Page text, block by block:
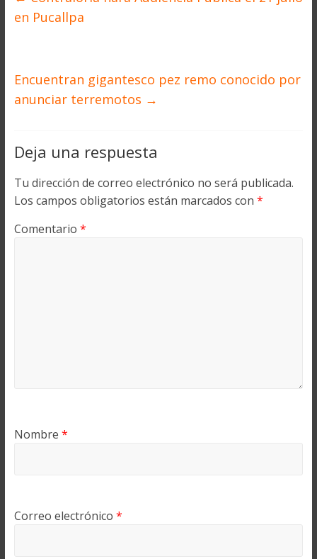
en Pucallpa
Encuentran gigantesco pez remo conocido por
anunciar terremotos →
Deja una respuesta
Tu dirección de correo electrónico no será publicada.
Los campos obligatorios están marcados con *
Comentario *
Nombre *
Correo electrónico *